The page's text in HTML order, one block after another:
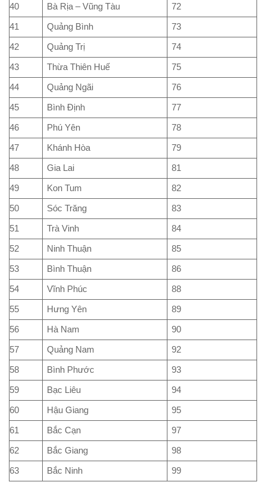
40 Bà Rịa – Vũng Tàu 72
41 Quảng Bình 73
42 Quảng Trị 74
43 Thừa Thiên Huế 75
44 Quảng Ngãi 76
45 Bình Định 77
46 Phú Yên 78
47 Khánh Hòa 79
48 Gia Lai 81
49 Kon Tum 82
50 Sóc Trăng 83
51 Trà Vinh 84
52 Ninh Thuận 85
53 Bình Thuận 86
54 Vĩnh Phúc 88
55 Hưng Yên 89
56 Hà Nam 90
57 Quảng Nam 92
58 Bình Phước 93
59 Bạc Liêu 94
60 Hậu Giang 95
61 Bắc Cạn 97
62 Bắc Giang 98
63 Bắc Ninh 99